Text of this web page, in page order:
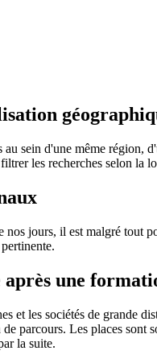
au sein d'une même
les recherches selon la
jours, il est malgré tout
après une
et les sociétés de grande
parcours. Les places
la suite.